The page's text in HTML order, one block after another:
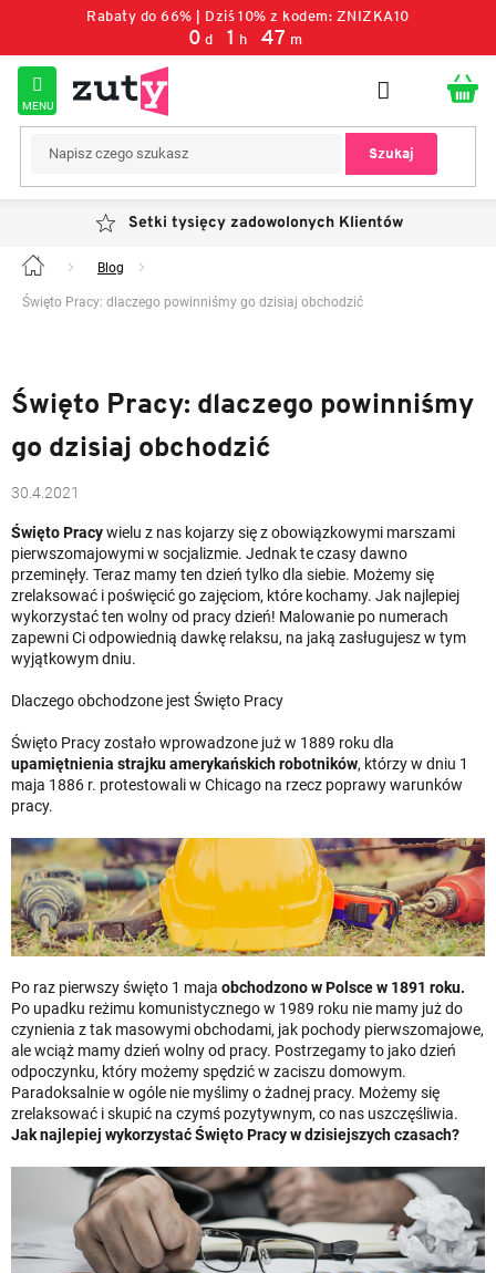
Rabaty do 66% | Dziś 10% z kodem: ZNIZKA10
0 d 1 h 47 m
Szukaj
Setki tysięcy zadowolonych Klientów
Home Blog
Święto Pracy: dlaczego powinniśmy go dzisiaj obchodzić
Święto Pracy: dlaczego powinniśmy
go dzisiaj obchodzić
30.4.2021
Święto Pracywielu z nas kojarzy się z obowiązkowymi marszami
pierwszomajowymi w socjalizmie. Jednak te czasy dawno
przeminęły. Teraz mamy ten dzień tylko dla siebie. Możemy się
zrelaksować i poświęcić go zajęciom, które kochamy. Jak najlepiej
wykorzystać ten wolny od pracy dzień! Malowanie po numerach
zapewni Ci odpowiednią dawkę relaksu, na jaką zasługujesz w tym
wyjątkowym dniu.
Dlaczego obchodzone jest Święto Pracy
Święto Pracy zostało wprowadzone już w 1889 roku dla
upamiętnienia strajku amerykańskich robotników, którzy w dniu 1
maja 1886 r. protestowali w Chicago na rzecz poprawy warunków
pracy.
Po raz pierwszy święto 1 maja obchodzono w Polsce w 1891 roku.
Po upadku reżimu komunistycznego w 1989 roku nie mamy już do
czynienia z tak masowymi obchodami, jak pochody pierwszomajowe,
ale wciąż mamy dzień wolny od pracy. Postrzegamy to jako dzień
odpoczynku, który możemy spędzić w zaciszu domowym.
Paradoksalnie w ogóle nie myślimy o żadnej pracy. Możemy się
zrelaksować i skupić na czymś pozytywnym, co nas uszczęśliwia.
Jak najlepiej wykorzystać Święto Pracy w dzisiejszych czasach?